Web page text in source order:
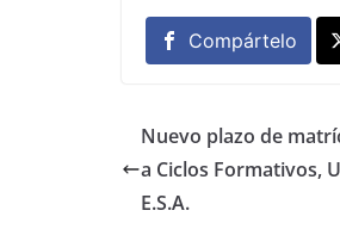
Compártelo
Nuevo plazo de
a Ciclos Formativos,
E.S.A.